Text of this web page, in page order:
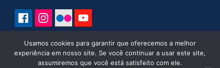
Usamos cookies para garantir que oferecemos a melhor
experiência em nosso site. Se você continuar a usar este site,
assumiremos que você está satisfeito com ele.